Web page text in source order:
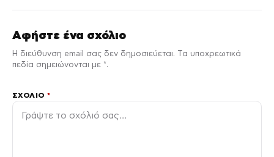
Αφήστε ένα σχόλιο
Η διεύθυνση email σας δεν δημοσιεύεται. Τα υποχρεωτικά
πεδία σημειώνονται με *.
ΣΧΌΛΙΟ*